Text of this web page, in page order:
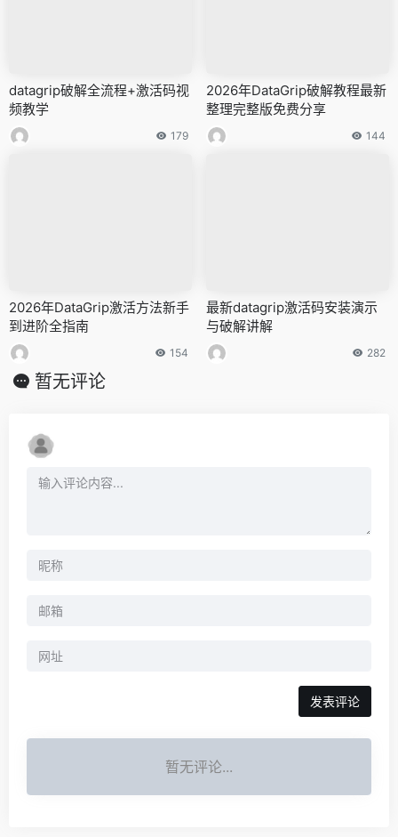
datagrip破解全流程+激活码视
频教学
179
2026年DataGrip破解教程最新
整理完整版免费分享
144
2026年DataGrip激活方法新手
到进阶全指南
154
最新datagrip激活码安装演示
与破解讲解
282
暂无评论
暂无评论...